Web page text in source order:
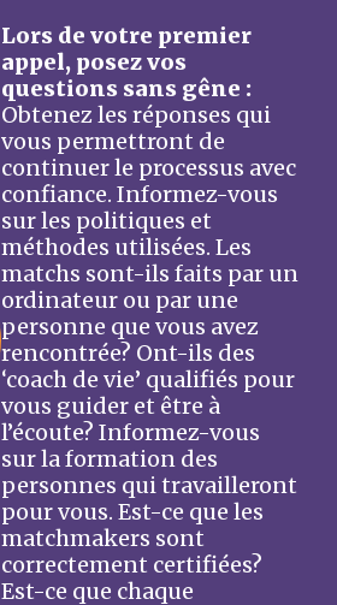
Lors de votre premier
appel, posez vos
questions sans gêne :
Obtenez les réponses qui
vous permettront de
continuer le processus avec
confiance. Informez-vous
sur les politiques et
méthodes utilisées. Les
matchs sont-ils faits par un
ordinateur ou par une
personne que vous avez
rencontrée? Ont-ils des
‘coach de vie’ qualifiés pour
vous guider et être à
l’écoute? Informez-vous
sur la formation des
personnes qui travailleront
pour vous. Est-ce que les
matchmakers sont
correctement certifiées?
Est-ce que chaque